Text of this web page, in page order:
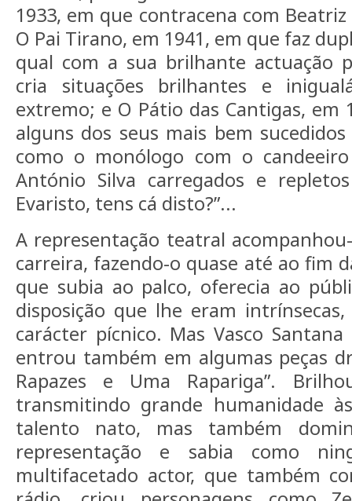
1933, em que contracena com
O Pai Tirano, em 1941, em que faz
qual com a sua brilhante actuação
cria situações brilhantes e
extremo; e O Pátio das Cantigas, em
alguns dos seus mais bem
como o monólogo com o
António Silva carregados e
Evaristo, tens cá disto?”...
A representação teatral
carreira, fazendo-o quase até ao fim
que subia ao palco, oferecia ao
disposição que lhe eram
carácter pícnico. Mas Vasco
entrou também em algumas peças
Rapazes e Uma Rapariga”.
transmitindo grande humanidade
talento nato, mas também
representação e sabia como
multifacetado actor, que também